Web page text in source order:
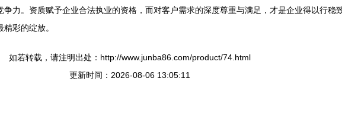
力。资质赋予企业合法执业的资格，而对客户需求的深度尊重与满足，才是企业得以行稳
彩的绽放。
如若转载，请注明出处：http://www.junba86.com/product/74.html
更新时间：2026-08-06 13:05:11